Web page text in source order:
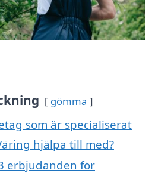
gömma
som är specialiserat
hjälpa till med?
erbjudanden för